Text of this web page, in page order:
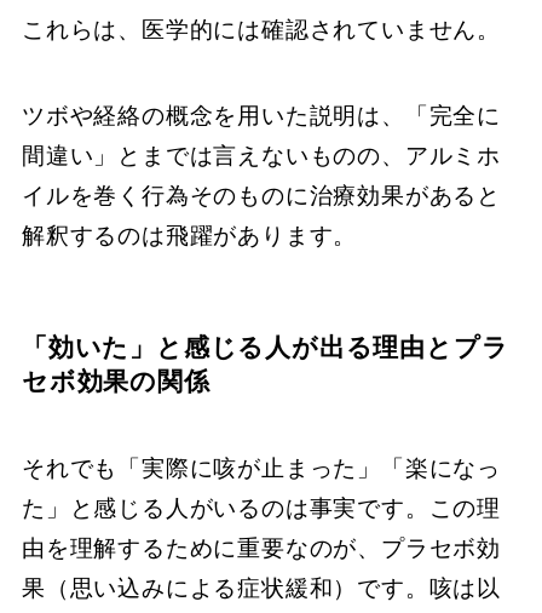
これらは、医学的には確認されていません。
ツボや経絡の概念を用いた説明は、「完全に
間違い」とまでは言えないものの、アルミホ
イルを巻く行為そのものに治療効果があると
解釈するのは飛躍があります。
「効いた」と感じる人が出る理由とプラ
セボ効果の関係
それでも「実際に咳が止まった」「楽になっ
た」と感じる人がいるのは事実です。この理
由を理解するために重要なのが、プラセボ効
果（思い込みによる症状緩和）です。咳は以